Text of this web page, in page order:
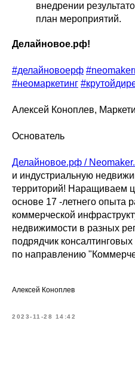
внедрении
план мероприятий.
Делайновое.рф!
#делайновоерф
#неомаркетинг
Алексей Коноплев,
Основатель
Делайновое.рф /
и индустриальную
территорий! Наращиваем
основе 17 -летнего опыта
коммерческой
недвижимости в разных
подрядчик
по направлению
Алексей Коноплев
2023-11-28 14:42